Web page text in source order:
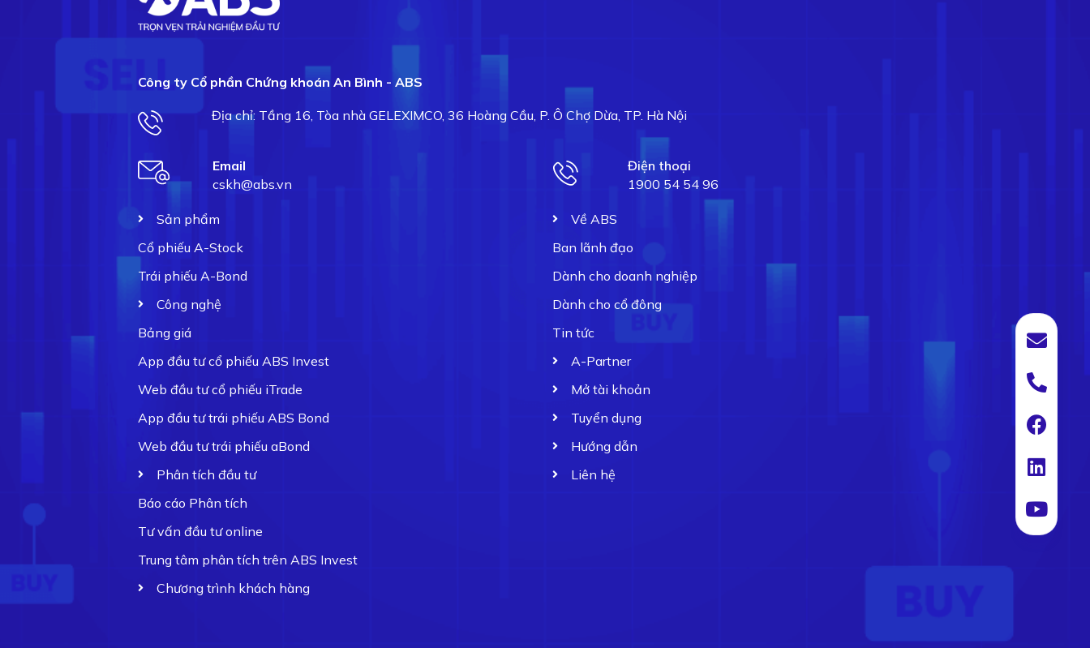
Công ty Cổ phần Chứng khoán An Bình - ABS
Địa chỉ: Tầng 16, Tòa nhà GELEXIMCO, 36 Hoàng Cầu, P. Ô Chợ Dừa, TP. Hà Nội
Email
cskh@abs.vn
Điện thoại
1900 54 54 96
Sản phẩm
Cổ phiếu A-Stock
Trái phiếu A-Bond
Công nghệ
Bảng giá
App đầu tư cổ phiếu ABS Invest
Web đầu tư cổ phiếu iTrade
App đầu tư trái phiếu ABS Bond
Web đầu tư trái phiếu aBond
Phân tích đầu tư
Báo cáo Phân tích
Tư vấn đầu tư online
Trung tâm phân tích trên ABS Invest
Chương trình khách hàng
Về ABS
Ban lãnh đạo
Dành cho doanh nghiệp
Dành cho cổ đông
Tin tức
A-Partner
Mở tài khoản
Tuyển dụng
Hướng dẫn
Liên hệ